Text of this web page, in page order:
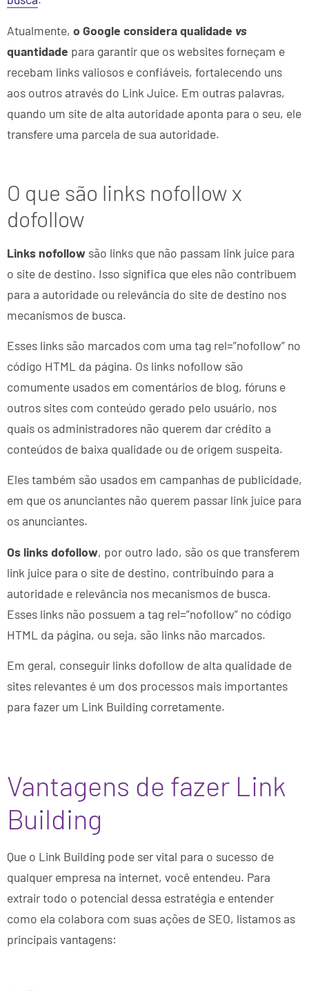
Atualmente, o Google considera qualidade vs
quantidade para garantir que os websites forneçam e
recebam links valiosos e confiáveis, fortalecendo uns
aos outros através do Link Juice. Em outras palavras,
quando um site de alta autoridade aponta para o seu, ele
transfere uma parcela de sua autoridade.
O que são links nofollow x
dofollow
Links nofollow são links que não passam link juice para
o site de destino. Isso significa que eles não contribuem
para a autoridade ou relevância do site de destino nos
mecanismos de busca.
Esses links são marcados com uma tag rel=”nofollow” no
código HTML da página. Os links nofollow são
comumente usados ​​em comentários de blog, fóruns e
outros sites com conteúdo gerado pelo usuário, nos
quais os administradores não querem dar crédito a
conteúdos de baixa qualidade ou de origem suspeita.
Eles também são usados ​​em campanhas de publicidade,
em que os anunciantes não querem passar link juice para
os anunciantes.
Os links dofollow, por outro lado, são os que transferem
link juice para o site de destino, contribuindo para a
autoridade e relevância nos mecanismos de busca.
Esses links não possuem a tag rel=”nofollow” no código
HTML da página, ou seja, são links não marcados.
Em geral, conseguir links dofollow de alta qualidade de
sites relevantes é um dos processos mais importantes
para fazer um Link Building corretamente.
Vantagens de fazer Link
Building
Que o Link Building pode ser vital para o sucesso de
qualquer empresa na internet, você entendeu. Para
extrair todo o potencial dessa estratégia e entender
como ela colabora com suas ações de SEO, listamos as
principais vantagens: